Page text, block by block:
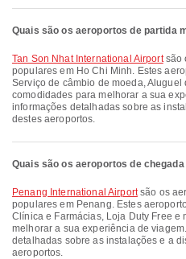
Quais são os aeroportos de partida
Tan Son Nhat International Airportsão
populares em Ho Chi Minh. Estes
Serviço de câmbio de moeda, Aluguel
comodidades para melhorar a sua
informações detalhadas sobre as
destes aeroportos.
Quais são os aeroportos de
Penang International Airportsão os
populares em Penang. Estes
Clínica e Farmácias, Loja Duty Free e
melhorar a sua experiência de
detalhadas sobre as instalações e a
aeroportos.